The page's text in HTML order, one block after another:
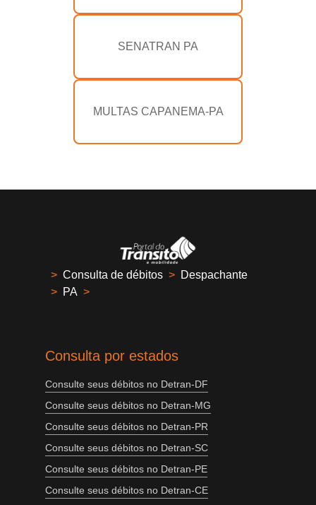
SENATRAN PA
MULTAS CAPANEMA-PA
> Consulta de débitos > Despachante
> PA >
Consulta por estados
Consulte seus débitos no Detran-DF
Consulte seus débitos no Detran-MG
Consulte seus débitos no Detran-PR
Consulte seus débitos no Detran-SC
Consulte seus débitos no Detran-PE
Consulte seus débitos no Detran-CE